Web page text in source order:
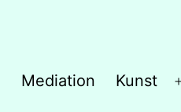
Mediation Kunst